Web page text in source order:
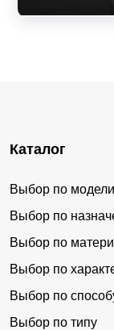
Каталог
Выбор по модели
Выбор по
Выбор по
Выбор по
Выбор по
Выбор по типу